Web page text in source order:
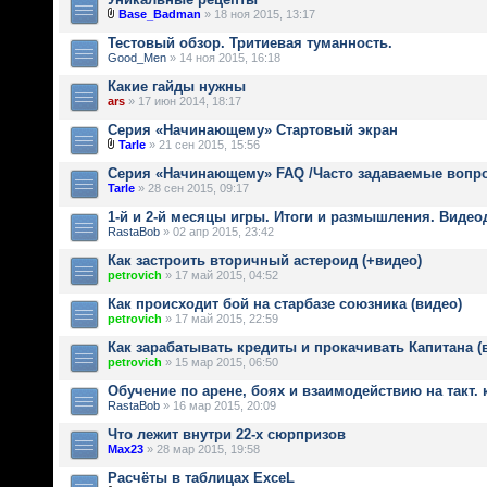
Base_Badman » 18 ноя 2015, 13:17
Тестовый обзор. Тритиевая туманность.
Good_Men » 14 ноя 2015, 16:18
Какие гайды нужны
ars » 17 июн 2014, 18:17
Серия «Начинающему» Стартовый экран
Tarle » 21 сен 2015, 15:56
Серия «Начинающему» FAQ /Часто задаваемые
Tarle » 28 сен 2015, 09:17
1-й и 2-й месяцы игры. Итоги и размышления.
RastaBob » 02 апр 2015, 23:42
Как застроить вторичный астероид (+видео)
petrovich » 17 май 2015, 04:52
Как происходит бой на старбазе союзника (видео)
petrovich » 17 май 2015, 22:59
Как зарабатывать кредиты и прокачивать Капитана
petrovich » 15 мар 2015, 06:50
Обучение по арене, боях и взаимодействию на такт.
RastaBob » 16 мар 2015, 20:09
Что лежит внутри 22-х сюрпризов
Max23 » 28 мар 2015, 19:58
Расчёты в таблицах ExceL